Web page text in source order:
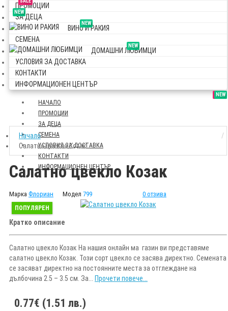
ПРОМОЦИИ
NEW
ЗА ДЕЦА
NEW
ВИНО И РАКИЯ
СЕМЕНА
NEW
ДОМАШНИ ЛЮБИМЦИ
УСЛОВИЯ ЗА ДОСТАВКА
КОНТАКТИ
ИНФОРМАЦИОНЕН ЦЕНТЪР
НАЧАЛО
SALE
ПРОМОЦИИ
NEW
ЗА ДЕЦА
СЕМЕНА
УСЛОВИЯ ЗА ДОСТАВКА
КОНТАКТИ
ИНФОРМАЦИОНЕН ЦЕНТЪР
Начало
Салатно цвекло Козак
Салатно цвекло Козак
Марка Флориан Модел 799 0 отзива
ПОПУЛЯРЕН
Кратко описание
Салатно цвекло Козак На нашия онлайн ма газин ви представяме
салатно цвекло Козак. Този сорт цвекло се засява директно. Семената
се засяват директно на постоянните места за отглеждане на
дълбочина 2.5 – 3.5 см. За... Прочети повече...
0.77€ (1.51 лв.)